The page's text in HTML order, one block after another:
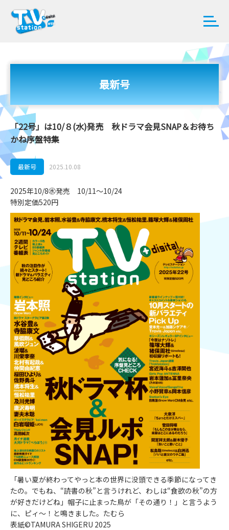
最新号
「22号」は10/８(水)発売 秋ドラマ会見SNAP＆お待ち
かね序盤特集
最新号 2025.10.08
2025年10/8㊌発売 10/11～10/24
特別定価520円
「暑い夏が終わってやっと本の世界に没頭できる季節になってき
たの。でもね、“読書の秋”と言うけれど、わしは“食欲の秋”の方
が好きだけどね」帽子に止まった鳥が「その通り！」と言うよう
に、ピィ〜！と鳴きました。たむら
表紙©TAMURA SHIGERU 2025